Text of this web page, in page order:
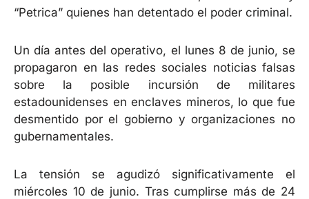
“Petrica” quienes han detentado el poder criminal.
Un día antes del operativo, el lunes 8 de junio, se
propagaron en las redes sociales noticias falsas
sobre la posible incursión de militares
estadounidenses en enclaves mineros, lo que fue
desmentido por el gobierno y organizaciones no
gubernamentales.
La tensión se agudizó significativamente el
miércoles 10 de junio. Tras cumplirse más de 24